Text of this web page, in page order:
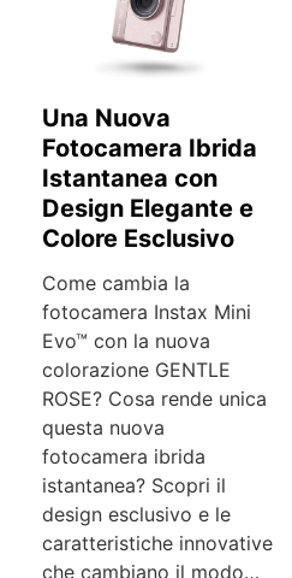
Una Nuova
Fotocamera Ibrida
Istantanea con
Design Elegante e
Colore Esclusivo
Come cambia la
fotocamera Instax Mini
Evo™ con la nuova
colorazione GENTLE
ROSE? Cosa rende unica
questa nuova
fotocamera ibrida
istantanea? Scopri il
design esclusivo e le
caratteristiche innovative
che cambiano il modo…